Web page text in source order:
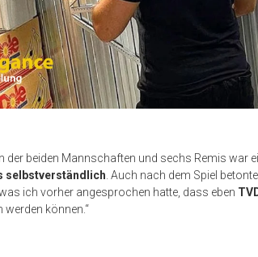
der beiden Mannschaften und sechs Remis war
selbstverständlich. Auch nach dem Spiel
ich vorher angesprochen hatte, dass eben
können.“